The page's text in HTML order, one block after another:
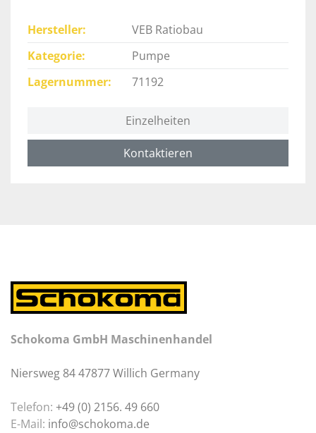
Hersteller
VEB Ratiobau
Kategorie
Pumpe
Lagernummer
71192
Einzelheiten
Kontaktieren
Schokoma GmbH Maschinenhandel
Niersweg 84 47877 Willich Germany
Telefon: +49 (0) 2156. 49 660
E-Mail: info@schokoma.de